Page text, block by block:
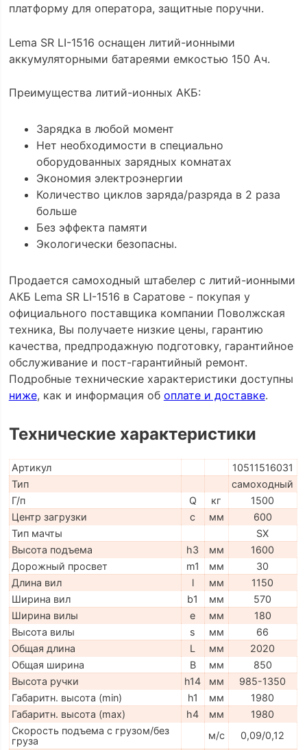
платформу для оператора, защитные поручни.
Lema SR LI-1516 оснащен литий-ионными
аккумуляторными батареями емкостью 150 Ач.
Преимущества литий-ионных АКБ:
Зарядка в любой момент
Нет необходимости в специально
оборудованных зарядных комнатах
Экономия электроэнергии
Количество циклов заряда/разряда в 2 раза
больше
Без эффекта памяти
Экологически безопасны.
Продается самоходный штабелер с литий-ионными
АКБ Lema SR LI-1516 в Саратове - покупая у
официального поставщика компании Поволжская
техника, Вы получаете низкие цены, гарантию
качества, предпродажную подготовку, гарантийное
обслуживание и пост-гарантийный ремонт.
Подробные технические характеристики доступны
ниже, как и информация об оплате и доставке.
Технические характеристики
Артикул
10511516031
Тип
самоходный
Г/п
Q кг
1500
Центр загрузки
c мм
600
Тип мачты
SX
Высота подъема
h3 мм
1600
Дорожный просвет
m1 мм
30
Длина вил
l мм
1150
Ширина вил
b1 мм
570
Ширина вилы
e мм
180
Высота вилы
s мм
66
Общая длина
L мм
2020
Общая ширина
B мм
850
Высота ручки
h14 мм
985-1350
Габаритн. высота (min)
h1 мм
1980
Габаритн. высота (max)
h4 мм
1980
Скорость подъема с грузом/без
груза
м/с
0,09/0,12